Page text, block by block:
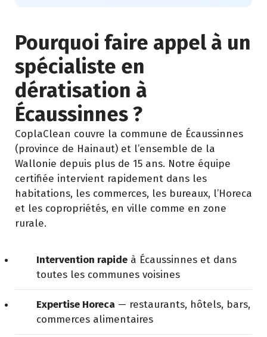
Pourquoi faire appel à un
spécialiste en
dératisation à
Écaussinnes ?
CoplaClean couvre la commune de Écaussinnes
(province de Hainaut) et l’ensemble de la
Wallonie depuis plus de 15 ans. Notre équipe
certifiée intervient rapidement dans les
habitations, les commerces, les bureaux, l’Horeca
et les copropriétés, en ville comme en zone
rurale.
Intervention rapide à Écaussinnes et dans
toutes les communes voisines
Expertise Horeca — restaurants, hôtels, bars,
commerces alimentaires